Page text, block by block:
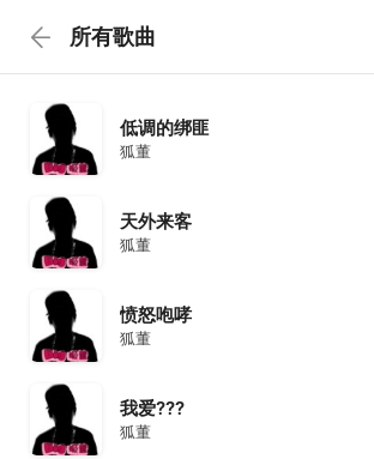
所有歌曲
低调的绑匪
狐董
天外来客
狐董
愤怒咆哮
狐董
我爱???
狐董